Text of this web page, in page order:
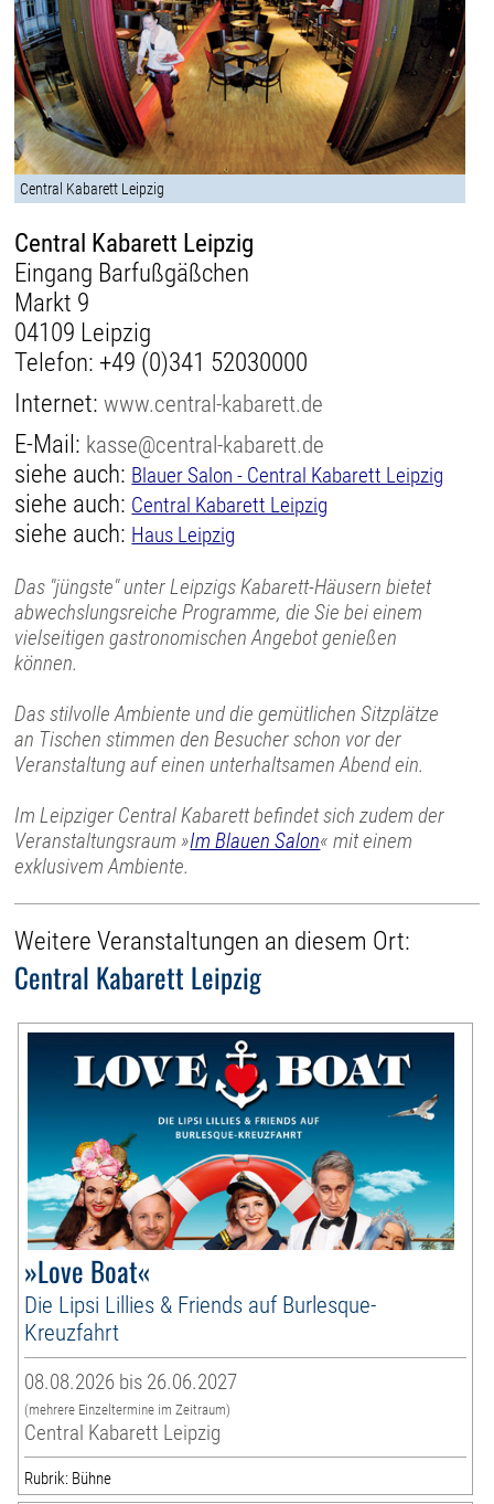
Central Kabarett Leipzig
Central Kabarett Leipzig
Eingang Barfußgäßchen
Markt 9
04109 Leipzig
Telefon: +49 (0)341 52030000
Internet:www.central-kabarett.de
E-Mail: kasse@central-kabarett.de
siehe auch: Blauer Salon - Central Kabarett Leipzig
siehe auch: Central Kabarett Leipzig
siehe auch: Haus Leipzig
Das "jüngste" unter Leipzigs Kabarett-Häusern bietet
abwechslungsreiche Programme, die Sie bei einem
vielseitigen gastronomischen Angebot genießen
können.
Das stilvolle Ambiente und die gemütlichen Sitzplätze
an Tischen stimmen den Besucher schon vor der
Veranstaltung auf einen unterhaltsamen Abend ein.
Im Leipziger Central Kabarett befindet sich zudem der
Veranstaltungsraum »Im Blauen Salon« mit einem
exklusivem Ambiente.
Weitere Veranstaltungen an diesem Ort:
Central Kabarett Leipzig
»Love Boat«
Die Lipsi Lillies & Friends auf Burlesque-
Kreuzfahrt
08.08.2026 bis 26.06.2027
(mehrere Einzeltermine im Zeitraum)
Central Kabarett Leipzig
Rubrik: Bühne